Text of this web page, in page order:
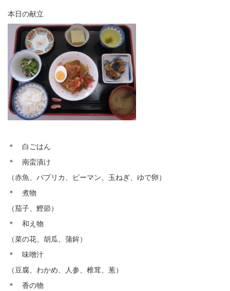
本日の献立
＊ 白ごはん
＊ 南蛮漬け
（赤魚、パプリカ、ピーマン、玉ねぎ、ゆで卵）
＊ 煮物
（茄子、鰹節）
＊ 和え物
（菜の花、胡瓜、蒲鉾）
＊ 味噌汁
（豆腐、わかめ、人参、椎茸、葱）
＊ 香の物